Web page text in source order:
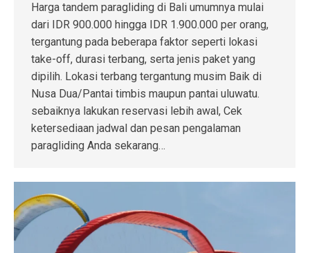
Harga tandem paragliding di Bali umumnya mulai
dari IDR 900.000 hingga IDR 1.900.000 per orang,
tergantung pada beberapa faktor seperti lokasi
take-off, durasi terbang, serta jenis paket yang
dipilih. Lokasi terbang tergantung musim Baik di
Nusa Dua/Pantai timbis maupun pantai uluwatu.
sebaiknya lakukan reservasi lebih awal, Cek
ketersediaan jadwal dan pesan pengalaman
paragliding Anda sekarang…